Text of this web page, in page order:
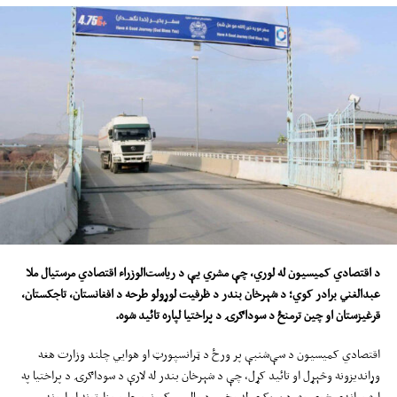
د اقتصادي کمیسیون له لوري، چې مشري یې د ریاست‌الوزراءاقتصادي مرستیال ملا
عبدالغني برادر کوي؛د شېرخان بندر د ظرفیت لوړولو طرحه د افغانستان، تاجکستان،
قرغیزستان او چین ترمنځ د سوداګرۍ د پراختیالپاره تائید شوه.
اقتصادي کمیسیون د سې‌شنبې پر ورځ د ټرانسپورټ او هوايي چلند وزارت هغه
وړاندیزونه وڅېړل او تائید کړل، چې د شېرخان بندر له لارې د سوداګرۍ د پراختیا په